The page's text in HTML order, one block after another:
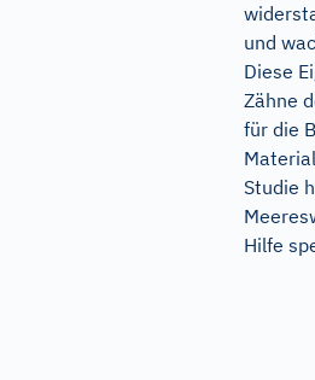
und
Diese
Zähne
für die
Studie
Hilfe